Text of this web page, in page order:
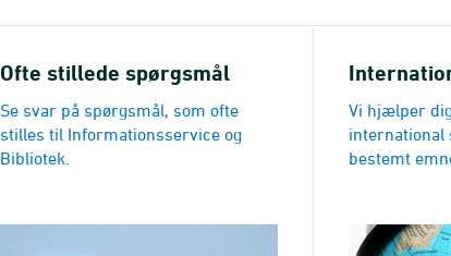
Ofte stillede spørgsmål
Se svar på spørgsmål, som ofte
stilles til Informationsservice og
Bibliotek.
Vi hjælper
international
bestemt